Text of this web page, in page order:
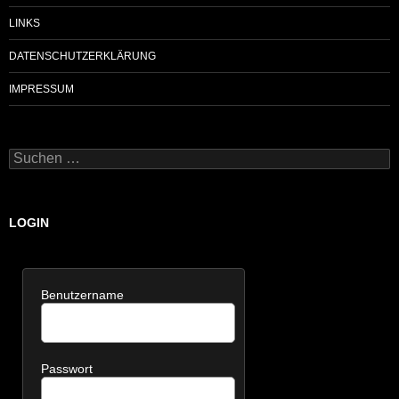
LINKS
DATENSCHUTZERKLÄRUNG
IMPRESSUM
Suchen
nach:
LOGIN
Benutzername
Passwort